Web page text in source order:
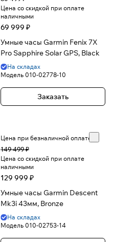
Цена со скидкой при оплате
наличными
69 999 ₽
Умные часы Garmin Fenix 7X
Pro Sapphire Solar GPS, Black
На складах
Модель 010-02778-10
Заказать
Цена при безналичной оплате
149 499 ₽
Цена со скидкой при оплате
наличными
129 999 ₽
Умные часы Garmin Descent
Mk3i 43мм, Bronze
На складах
Модель 010-02753-14